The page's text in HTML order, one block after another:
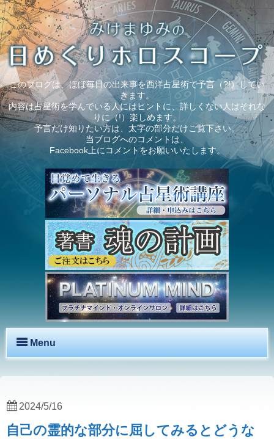
このブログは、ほぼ毎日の出来事を西洋占星術で予言（?!）してい
きます。
内容は占星術を学んでいる人にはヒントに、詳しくない人はそれな
りに（!）楽しめます。
予言だけ知りたい方は、太字の部分だけご覧下さい。
当ブログへのコメントは、
Facebook上にコメントをお願いいたします。
Menu
自己の霊的な部分に屈してみるとどうな
2024/5/16